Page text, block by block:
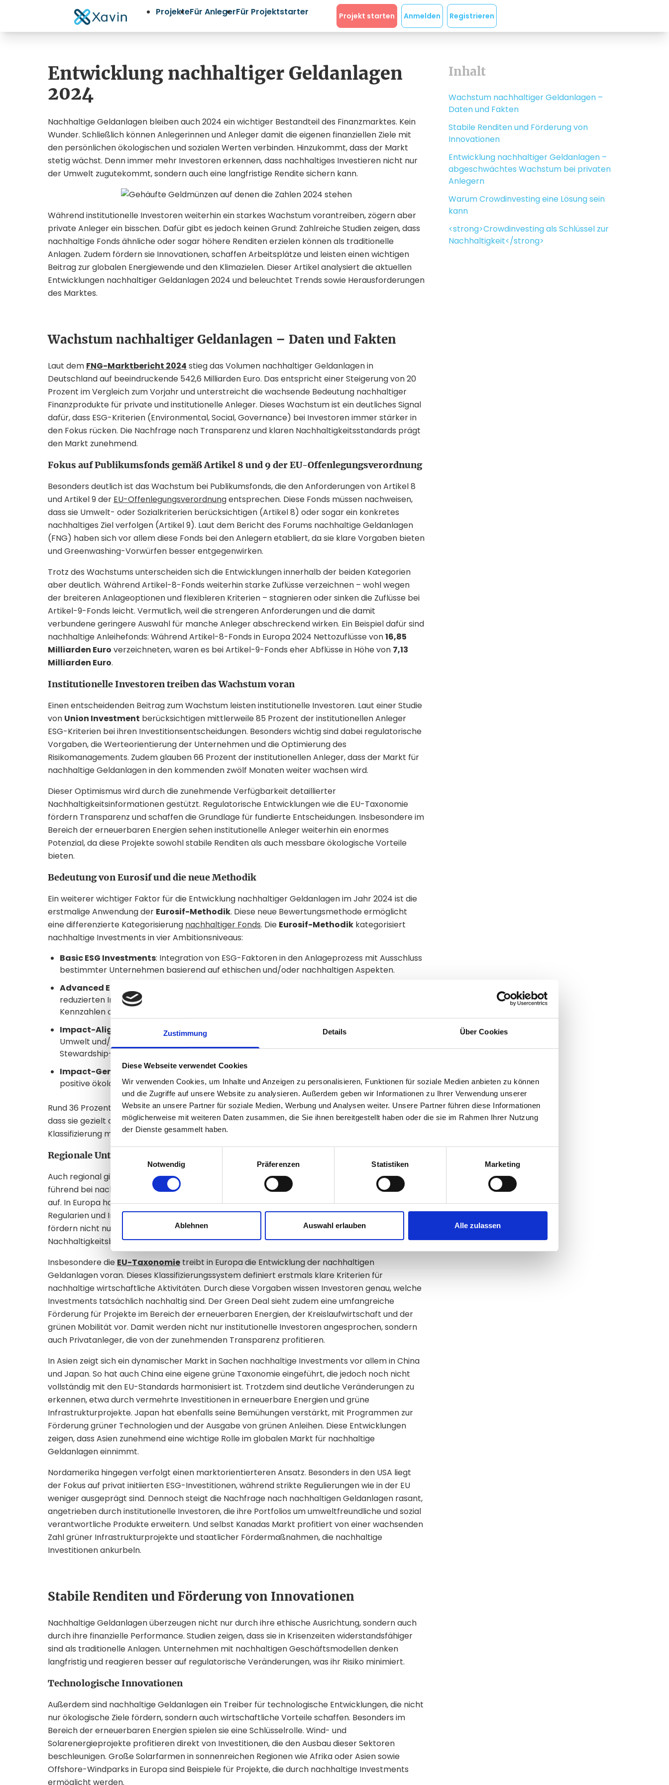
Zustimmung Details Über Cookies
Diese Webseite verwendet Cookies
Wir verwenden Cookies, um Inhalte und Anzeigen zu personalisieren, Funktionen für soziale Medien anbieten zu können
und die Zugriffe auf unsere Website zu analysieren. Außerdem geben wir Informationen zu Ihrer Verwendung unserer
Website an unsere Partner für soziale Medien, Werbung und Analysen weiter. Unsere Partner führen diese Informationen
möglicherweise mit weiteren Daten zusammen, die Sie ihnen bereitgestellt haben oder die sie im Rahmen Ihrer Nutzung
der Dienste gesammelt haben.
Einwilligungsauswahl
Notwendig
Präferenzen Statistiken Marketing
Ablehnen Auswahl erlauben Alle zulassen
ProjekteFür AnlegerFür Projektstarter Projekt starten Anmelden Registrieren
Entwicklung nachhaltiger Geldanlagen
2024
Nachhaltige Geldanlagen bleiben auch 2024 ein wichtiger Bestandteil des Finanzmarktes. Kein
Wunder. Schließlich können Anlegerinnen und Anleger damit die eigenen finanziellen Ziele mit
den persönlichen ökologischen und sozialen Werten verbinden. Hinzukommt, dass der Markt
stetig wächst. Denn immer mehr Investoren erkennen, dass nachhaltiges Investieren nicht nur
der Umwelt zugutekommt, sondern auch eine langfristige Rendite sichern kann.
Während institutionelle Investoren weiterhin ein starkes Wachstum vorantreiben, zögern aber
private Anleger ein bisschen. Dafür gibt es jedoch keinen Grund: Zahlreiche Studien zeigen, dass
nachhaltige Fonds ähnliche oder sogar höhere Renditen erzielen können als traditionelle
Anlagen. Zudem fördern sie Innovationen, schaffen Arbeitsplätze und leisten einen wichtigen
Beitrag zur globalen Energiewende und den Klimazielen. Dieser Artikel analysiert die aktuellen
Entwicklungen nachhaltiger Geldanlagen 2024 und beleuchtet Trends sowie Herausforderungen
des Marktes.
Wachstum nachhaltiger Geldanlagen – Daten und Fakten
Laut dem FNG-Marktbericht 2024 stieg das Volumen nachhaltiger Geldanlagen in
Deutschland auf beeindruckende 542,6 Milliarden Euro. Das entspricht einer Steigerung von 20
Prozent im Vergleich zum Vorjahr und unterstreicht die wachsende Bedeutung nachhaltiger
Finanzprodukte für private und institutionelle Anleger. Dieses Wachstum ist ein deutliches Signal
dafür, dass ESG-Kriterien (Environmental, Social, Governance) bei Investoren immer stärker in
den Fokus rücken. Die Nachfrage nach Transparenz und klaren Nachhaltigkeitsstandards prägt
den Markt zunehmend.
Fokus auf Publikumsfonds gemäß Artikel 8 und 9 der EU-Offenlegungsverordnung
Besonders deutlich ist das Wachstum bei Publikumsfonds, die den Anforderungen von Artikel 8
und Artikel 9 der EU-Offenlegungsverordnungentsprechen. Diese Fonds müssen nachweisen,
dass sie Umwelt- oder Sozialkriterien berücksichtigen (Artikel 8) oder sogar ein konkretes
nachhaltiges Ziel verfolgen (Artikel 9). Laut dem Bericht des Forums nachhaltige Geldanlagen
(FNG) haben sich vor allem diese Fonds bei den Anlegern etabliert, da sie klare Vorgaben bieten
und Greenwashing-Vorwürfen besser entgegenwirken.
Trotz des Wachstums unterscheiden sich die Entwicklungen innerhalb der beiden Kategorien
aber deutlich. Während Artikel-8-Fonds weiterhin starke Zuflüsse verzeichnen – wohl wegen
der breiteren Anlageoptionen und flexibleren Kriterien – stagnieren oder sinken die Zuflüsse bei
Artikel-9-Fonds leicht. Vermutlich, weil die strengeren Anforderungen und die damit
verbundene geringere Auswahl für manche Anleger abschreckend wirken. Ein Beispiel dafür sind
nachhaltige Anleihefonds: Während Artikel-8-Fonds in Europa 2024 Nettozuflüsse von16,85
Milliarden Euro verzeichneten, waren es bei Artikel-9-Fonds eher Abflüsse in Höhe von 7,13
Milliarden Euro.
Institutionelle Investoren treiben das Wachstum voran
Einen entscheidenden Beitrag zum Wachstum leisten institutionelle Investoren. Laut einer Studie
von Union Investment berücksichtigen mittlerweile 85 Prozent der institutionellen Anleger
ESG-Kriterien bei ihren Investitionsentscheidungen. Besonders wichtig sind dabei regulatorische
Vorgaben, die Werteorientierung der Unternehmen und die Optimierung des
Risikomanagements. Zudem glauben 66 Prozent der institutionellen Anleger, dass der Markt für
nachhaltige Geldanlagen in den kommenden zwölf Monaten weiter wachsen wird.
Dieser Optimismus wird durch die zunehmende Verfügbarkeit detaillierter
Nachhaltigkeitsinformationen gestützt. Regulatorische Entwicklungen wie die EU-Taxonomie
fördern Transparenz und schaffen die Grundlage für fundierte Entscheidungen. Insbesondere im
Bereich der erneuerbaren Energien sehen institutionelle Anleger weiterhin ein enormes
Potenzial, da diese Projekte sowohl stabile Renditen als auch messbare ökologische Vorteile
bieten.
Bedeutung von Eurosif und die neue Methodik
Ein weiterer wichtiger Faktor für die Entwicklung nachhaltiger Geldanlagen im Jahr 2024 ist die
erstmalige Anwendung der Eurosif-Methodik. Diese neue Bewertungsmethode ermöglicht
eine differenzierte Kategorisierung nachhaltiger Fonds. Die Eurosif-Methodik kategorisiert
nachhaltige Investments in vier Ambitionsniveaus:
Basic ESG Investments: Integration von ESG-Faktoren in den Anlageprozess mit Ausschluss
bestimmter Unternehmen basierend auf ethischen und/oder nachhaltigen Aspekten.
Advanced ESG Investments
reduzierten Investmentuniversum und Messung der ESG-Performance mittels spezifischer
Kennzahlen oder Ratings.
Impact-Aligned Investments: Zielsetzung, neben finanzieller Rendite positive Beiträge zur
Umwelt und/oder Gesellschaft zu leisten, unter Nutzung von Screening-Methoden und
Stewardship-Ansätzen.
Impact-Generating Investments: Aktive Investments mit dem primären Ziel, signifikante
positive ökologische oder soziale Wirkungen zu erzielen.
Rund 36 Prozent der nachhaltigen Fonds wurden als „Impact-Aligned“ klassifiziert. Das bedeutet,
dass sie gezielt auf ökologische oder soziale Wirkungen abzielen. Allgemein schafft diese
Klassifizierung mehr Klarheit und Transparenz bei den Anlegern.
Regionale Unterschiede und Markttrends
Auch regional gibt es interessante Entwicklungen. Während der europäische Markt weiterhin
führend bei nachhaltigen Investitionen ist, holen andere Regionen wie Asien und Nordamerika
auf. In Europa hat der Anstieg an nachhaltigen Geldanlagen stark mit den strikten EU-
Regularien und Initiativen wie dem Green Deal zu tun. Diese politischen Rahmenbedingungen
fördern nicht nur die Nachfrage, sondern setzen auch neue Standards für
Nachhaltigkeitsberichte und Offenlegungen.
Insbesondere die EU-Taxonomie treibt in Europa die Entwicklung der nachhaltigen
Geldanlagen voran. Dieses Klassifizierungssystem definiert erstmals klare Kriterien für
nachhaltige wirtschaftliche Aktivitäten. Durch diese Vorgaben wissen Investoren genau, welche
Investments tatsächlich nachhaltig sind. Der Green Deal sieht zudem eine umfangreiche
Förderung für Projekte im Bereich der erneuerbaren Energien, der Kreislaufwirtschaft und der
grünen Mobilität vor. Damit werden nicht nur institutionelle Investoren angesprochen, sondern
auch Privatanleger, die von der zunehmenden Transparenz profitieren.
In Asien zeigt sich ein dynamischer Markt in Sachen nachhaltige Investments vor allem in China
und Japan. So hat auch China eine eigene grüne Taxonomie eingeführt, die jedoch noch nicht
vollständig mit den EU-Standards harmonisiert ist. Trotzdem sind deutliche Veränderungen zu
erkennen, etwa durch vermehrte Investitionen in erneuerbare Energien und grüne
Infrastrukturprojekte. Japan hat ebenfalls seine Bemühungen verstärkt, mit Programmen zur
Förderung grüner Technologien und der Ausgabe von grünen Anleihen. Diese Entwicklungen
zeigen, dass Asien zunehmend eine wichtige Rolle im globalen Markt für nachhaltige
Geldanlagen einnimmt.
Nordamerika hingegen verfolgt einen marktorientierteren Ansatz. Besonders in den USA liegt
der Fokus auf privat initiierten ESG-Investitionen, während strikte Regulierungen wie in der EU
weniger ausgeprägt sind. Dennoch steigt die Nachfrage nach nachhaltigen Geldanlagen rasant,
angetrieben durch institutionelle Investoren, die ihre Portfolios um umweltfreundliche und sozial
verantwortliche Produkte erweitern. Und selbst Kanadas Markt profitiert von einer wachsenden
Zahl grüner Infrastrukturprojekte und staatlicher Fördermaßnahmen, die nachhaltige
Investitionen ankurbeln.
Stabile Renditen und Förderung von Innovationen
Nachhaltige Geldanlagen überzeugen nicht nur durch ihre ethische Ausrichtung, sondern auch
durch ihre finanzielle Performance. Studien zeigen, dass sie in Krisenzeiten widerstandsfähiger
sind als traditionelle Anlagen. Unternehmen mit nachhaltigen Geschäftsmodellen denken
langfristig und reagieren besser auf regulatorische Veränderungen, was ihr Risiko minimiert.
Technologische Innovationen
Außerdem sind nachhaltige Geldanlagen ein Treiber für technologische Entwicklungen, die nicht
nur ökologische Ziele fördern, sondern auch wirtschaftliche Vorteile schaffen. Besonders im
Bereich der erneuerbaren Energien spielen sie eine Schlüsselrolle. Wind- und
Solarenergieprojekte profitieren direkt von Investitionen, die den Ausbau dieser Sektoren
beschleunigen. Große Solarfarmen in sonnenreichen Regionen wie Afrika oder Asien sowie
Offshore-Windparks in Europa sind Beispiele für Projekte, die durch nachhaltige Investments
ermöglicht werden.
Inhalt
Wachstum nachhaltiger Geldanlagen –
Daten und Fakten
Stabile Renditen und Förderung von
Innovationen
Entwicklung nachhaltiger Geldanlagen –
abgeschwächtes Wachstum bei privaten
Anlegern
Warum Crowdinvesting eine Lösung sein
kann
<strong>Crowdinvesting als Schlüssel zur
Nachhaltigkeit</strong>